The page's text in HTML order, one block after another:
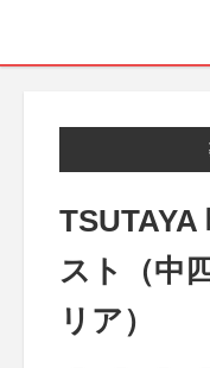
TSUTAYA
スト（中
リア）